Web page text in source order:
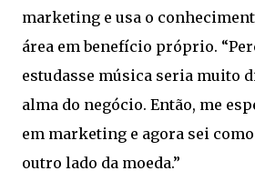
marketing e usa o
área em benefício próprio.
estudasse música seria muito
alma do negócio. Então, me
em marketing e agora sei
outro lado da moeda.”